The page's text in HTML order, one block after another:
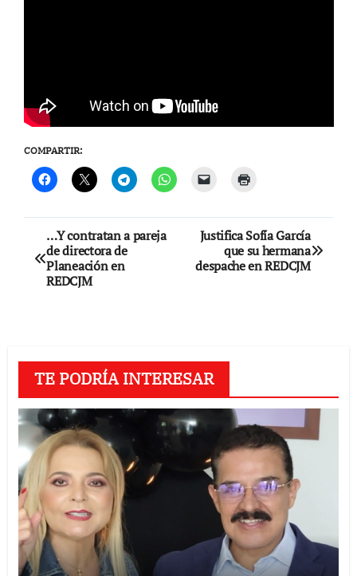
COMPARTIR:
Navegación
de
entradas
…Y contratan a pareja
de directora de
Planeación en
REDCJM
Justifica Sofía García
que su hermana
despache en REDCJM
TE PODRÍA INTERESAR